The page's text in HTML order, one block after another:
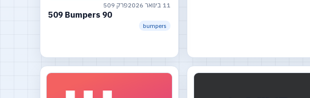
11 בינואר 2026 פרק 509
509 Bumpers 90
bumpers